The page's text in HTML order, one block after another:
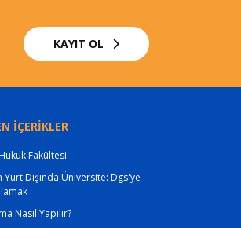
KAYIT OL
İÇERİKLER
Fakültesi
Dışında Üniversite: Dgs'ye
Nasıl Yapılır?